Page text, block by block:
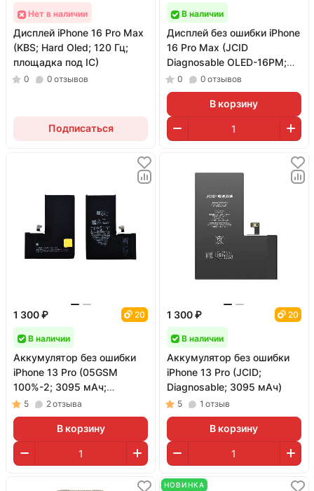
Нет в наличии
Дисплей iPhone 16 Pro Max
(KBS; Hard Oled; 120 Гц;
площадка под IC)
0 0 отзывов
Подписаться
В наличии
Дисплей без ошибки iPhone
16 Pro Max (JCID
Diagnosable OLED-16PM;
матрица Hard OLED; 120
Гц)
0 0 отзывов
В корзину
1 300 ₽ 20
В наличии
Аккумулятор без ошибки
iPhone 13 Pro (05GSM
100%-2; 3095 мАч;
гарантия 1 год)
5 2отзыва
В корзину
1 300 ₽ 20
В наличии
Аккумулятор без ошибки
iPhone 13 Pro (JCID;
Diagnosable; 3095 мАч)
5 1 отзыв
В корзину
НОВИНКА